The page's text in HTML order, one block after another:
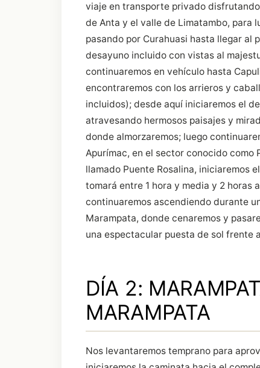
viaje en transporte privado
de Anta y el valle de Limatambo, para
pasando por Curahuasi hasta llegar al
desayuno incluido con vistas al
continuaremos en vehículo hasta
encontraremos con los arrieros y
incluidos); desde aquí iniciaremos el
atravesando hermosos paisajes y
donde almorzaremos; luego
Apurímac, en el sector conocido como
llamado Puente Rosalina, iniciaremos
tomará entre 1 hora y media y 2 horas
continuaremos ascendiendo durante
Marampata, donde cenaremos y
una espectacular puesta de sol frente
DÍA 2:
MARAMPATA
Nos levantaremos temprano para